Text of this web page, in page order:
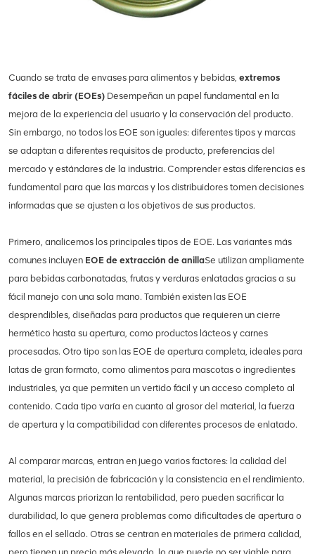
Cuando se trata de envases para alimentos y bebidas, extremos
fáciles de abrir (EOEs) Desempeñan un papel fundamental en la
mejora de la experiencia del usuario y la conservación del producto.
Sin embargo, no todos los EOE son iguales: diferentes tipos y marcas
se adaptan a diferentes requisitos de producto, preferencias del
mercado y estándares de la industria. Comprender estas diferencias es
fundamental para que las marcas y los distribuidores tomen decisiones
informadas que se ajusten a los objetivos de sus productos.
Primero, analicemos los principales tipos de EOE. Las variantes más
comunes incluyen EOE de extracción de anillaSe utilizan ampliamente
para bebidas carbonatadas, frutas y verduras enlatadas gracias a su
fácil manejo con una sola mano. También existen las EOE
desprendibles, diseñadas para productos que requieren un cierre
hermético hasta su apertura, como productos lácteos y carnes
procesadas. Otro tipo son las EOE de apertura completa, ideales para
latas de gran formato, como alimentos para mascotas o ingredientes
industriales, ya que permiten un vertido fácil y un acceso completo al
contenido. Cada tipo varía en cuanto al grosor del material, la fuerza
de apertura y la compatibilidad con diferentes procesos de enlatado.
Al comparar marcas, entran en juego varios factores: la calidad del
material, la precisión de fabricación y la consistencia en el rendimiento.
Algunas marcas priorizan la rentabilidad, pero pueden sacrificar la
durabilidad, lo que genera problemas como dificultades de apertura o
fallos en el sellado. Otras se centran en materiales de primera calidad,